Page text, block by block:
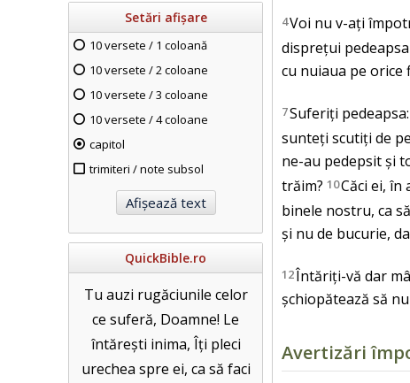
Setări afișare
10 versete / 1 coloană
10 versete / 2 coloane
10 versete / 3 coloane
10 versete / 4 coloane
capitol
trimiteri / note subsol
QuickBible.ro
Tu auzi rugăciunile celor
ce suferă, Doamne! Le
întărești inima, Îți pleci
urechea spre ei, ca să faci
4Voi nu v-ați
disprețui
cu nuiaua pe orice
7Suferiți
sunteți scutiți de
ne-au pedepsit și
trăim? 10Căci ei,
binele nostru, ca
și nu de bucurie,
12Întăriți-vă dar
șchiopătează să
Avertizări